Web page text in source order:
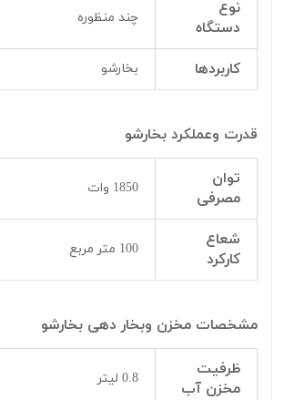
نوع
دستگاه
چند منظوره
کاربردها بخارشو
قدرت وعملکرد بخارشو
توان
مصرفی
1850 وات
شعاع
کارکرد
100 متر مربع
مشخصات مخزن وبخار دهی بخارشو
ظرفیت
مخزن آب
0.8 لیتر